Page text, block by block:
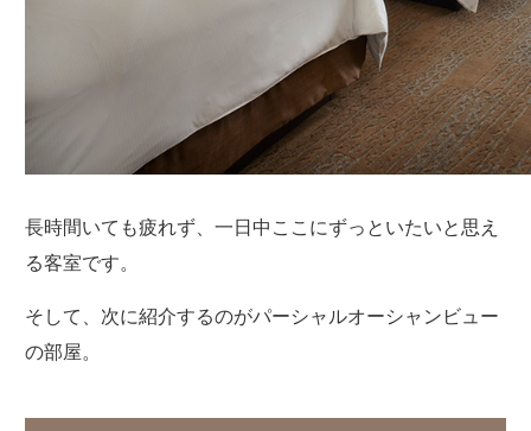
長時間いても疲れず、一日中ここにずっといたいと思え
る客室です。
そして、次に紹介するのがパーシャルオーシャンビュー
の部屋。